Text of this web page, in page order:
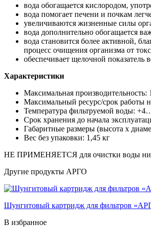
вода обогащается кислородом,
вода помогает печени и почкам
увеличиваются жизненные силы
вода дополнительно обогащается
вода становится более активной,
процесс очищения организма от
обеспечивает щелочной показатель
Характеристики
Максимальная производительность:
Максимальный ресурс/срок работы
Температура фильтруемой воды:
Срок хранения до начала
Габаритные размеры (высота х
Вес без упаковки: 1,45 кг
НЕ ПРИМЕНЯЕТСЯ для очистки воды
Другие продукты АРГО
Шунгитовый картридж для фильтров
В избранное